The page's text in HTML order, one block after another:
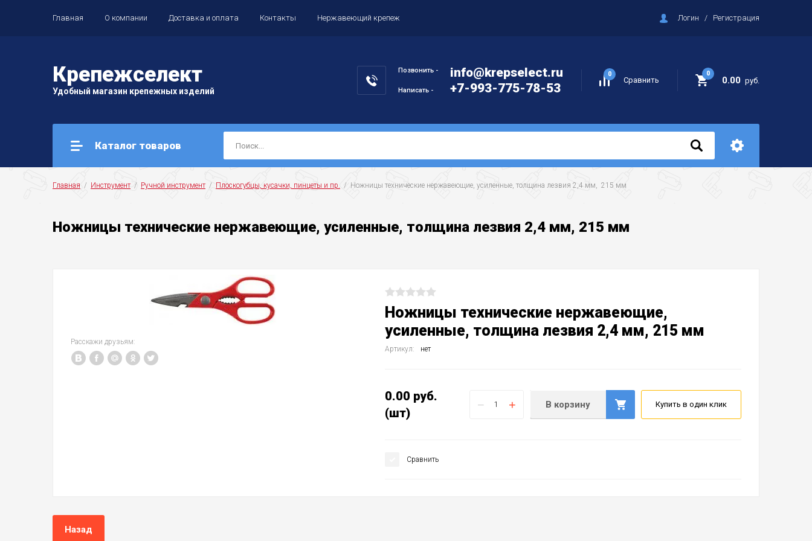
Главная О компании Доставка и оплата Контакты Нержавеющий крепеж Логин / Регистрация
Крепежселект
Удобный магазин крепежных изделий
Позвонить -
Написать -
info@krepselect.ru
+7-993-775-78-53
Сравнить
0 0
0.00 руб.
Каталог товаров
Главная
  /
Инструмент
  /
Ручной инструмент
  /
Плоскогубцы, кусачки, пинцеты и пр.
  /  Ножницы технические нержавеющие, усиленные, толщина лезвия 2,4 мм,  215 мм
Ножницы технические нержавеющие, усиленные, толщина лезвия 2,4 мм, 215 мм
Расскажи друзьям:
Ножницы технические нержавеющие,
усиленные, толщина лезвия 2,4 мм, 215 мм
Артикул: нет
0.00 руб.
(шт)
− + В корзину Купить в один клик
Сравнить
Назад